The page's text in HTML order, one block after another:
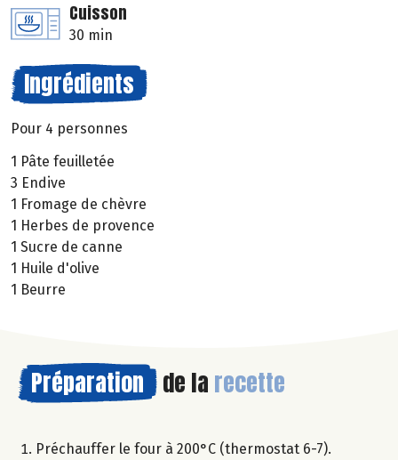
Cuisson
30 min
Ingrédients
Pour 4 personnes
1 Pâte feuilletée
3 Endive
1 Fromage de chèvre
1 Herbes de provence
1 Sucre de canne
1 Huile d'olive
1 Beurre
Préparation de la recette
Préchauffer le four à 200°C (thermostat 6-7).